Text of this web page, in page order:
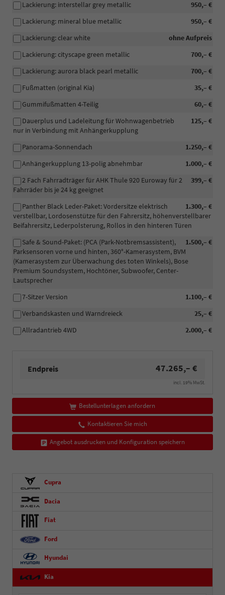
950,– €
Lackierung: interstellar grey metallic
950,– €
Lackierung: mineral blue metallic
ohne Aufpreis
Lackierung: clear white
700,– €
Lackierung: cityscape green metallic
700,– €
Lackierung: aurora black pearl metallic
35,– €
Fußmatten (original Kia)
60,– €
Gummifußmatten 4-Teilig
125,– €
Dauerplus und Ladeleitung für Wohnwagenbetrieb
nur in Verbindung mit Anhängerkupplung
1.250,– €
Panorama-Sonnendach
1.000,– €
Anhängerkupplung 13-polig abnehmbar
399,– €
2 Fach Fahrradträger für AHK Thule 920 Euroway für 2
Fahrräder bis je 24 kg geeignet
1.300,– €
Panther Black Leder-Paket: Vordersitze elektrisch
verstellbar, Lordosenstütze für den Fahrersitz, höhenverstellbarer
Beifahrersitz, Lederpolsterung, Rollos in den hinteren Türen
1.500,– €
Safe & Sound-Paket: (PCA (Park-Notbremsassistent),
Parksensoren vorne und hinten, 360°-Kamerasystem, BVM
(Kamerasystem zur Überwachung des toten Winkels), Bose
Premium Soundsystem, Hochtöner, Subwoofer, Center-
Lautsprecher
1.100,– €
7-Sitzer Version
25,– €
Verbandskasten und Warndreieck
2.000,– €
Allradantrieb 4WD
Endpreis 47.265,– €
incl. 19% MwSt.
Bestellunterlagen anfordern
Kontaktieren Sie mich
Angebot ausdrucken und Konfiguration speichern
Cupra
Dacia
Fiat
Ford
Hyundai
Kia